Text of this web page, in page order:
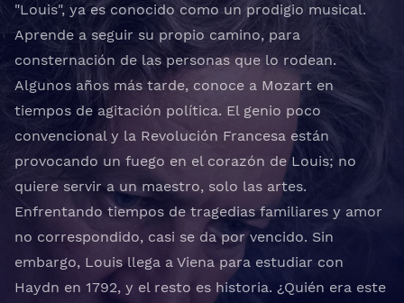
"Louis", ya es conocido como un prodigio musical.
Aprende a seguir su propio camino, para
consternación de las personas que lo rodean.
Algunos años más tarde, conoce a Mozart en
tiempos de agitación política. El genio poco
convencional y la Revolución Francesa están
provocando un fuego en el corazón de Louis; no
quiere servir a un maestro, solo las artes.
Enfrentando tiempos de tragedias familiares y amor
no correspondido, casi se da por vencido. Sin
embargo, Louis llega a Viena para estudiar con
Haydn en 1792, y el resto es historia. ¿Quién era este